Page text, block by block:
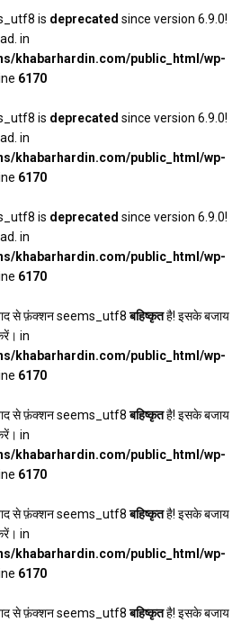
is deprecated since version 6.9.0!
in
khabarhardin.com/public_html/wp-
6170
is deprecated since version 6.9.0!
in
khabarhardin.com/public_html/wp-
6170
is deprecated since version 6.9.0!
in
khabarhardin.com/public_html/wp-
6170
से फ़ंक्शन seems_utf8बहिष्कृतहै! इसके बजाय
in
khabarhardin.com/public_html/wp-
6170
से फ़ंक्शन seems_utf8बहिष्कृतहै! इसके बजाय
in
khabarhardin.com/public_html/wp-
6170
से फ़ंक्शन seems_utf8बहिष्कृतहै! इसके बजाय
in
khabarhardin.com/public_html/wp-
6170
से फ़ंक्शन seems_utf8बहिष्कृतहै! इसके बजाय